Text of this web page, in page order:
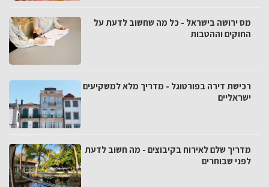
מס ירושה בישראל - כל מה שחשוב לדעת על
החוקים וההטבות
רכישת דירה בפורטוגל - מדריך מלא למשקיעים
ישראליים
מדריך שלם לאירוח בקיבוצים - מה חשוב לדעת
לפני שבוחרים